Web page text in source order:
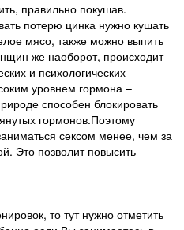
правильно покушав.
потерю цинка нужно кушать
мясо, также можно выпить
же наоборот, происходит
и психологических
уровнем гормона –
способен блокировать
гормонов.Поэтому
сексом менее, чем за
Это позволит повысить
то тут нужно отметить